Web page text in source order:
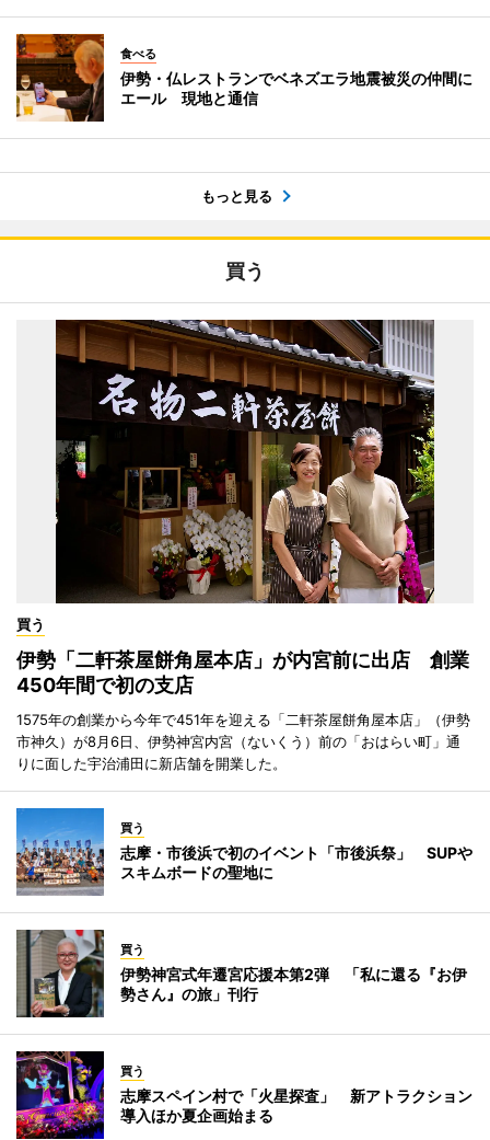
食べる
伊勢・仏レストランでベネズエラ地震被災の仲間に
エール 現地と通信
もっと見る
買う
買う
伊勢「二軒茶屋餅角屋本店」が内宮前に出店 創業
450年間で初の支店
1575年の創業から今年で451年を迎える「二軒茶屋餅角屋本店」（伊勢
市神久）が8月6日、伊勢神宮内宮（ないくう）前の「おはらい町」通
りに面した宇治浦田に新店舗を開業した。
買う
志摩・市後浜で初のイベント「市後浜祭」 SUPや
スキムボードの聖地に
買う
伊勢神宮式年遷宮応援本第2弾 「私に還る『お伊
勢さん』の旅」刊行
買う
志摩スペイン村で「火星探査」 新アトラクション
導入ほか夏企画始まる